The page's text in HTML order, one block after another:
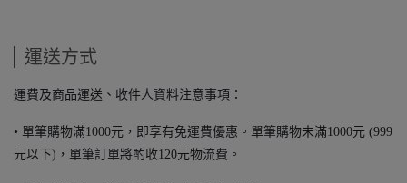
運送方式
運費及商品運送、收件人資料注意事項：
• 單筆購物滿1000元，即享有免運費優惠。單筆購物未滿1000元 (999
元以下)，單筆訂單將酌收120元物流費。